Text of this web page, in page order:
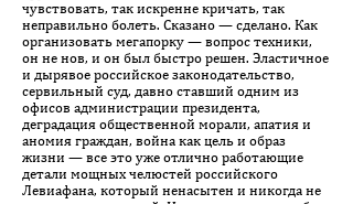
чувствовать, так искренне кричать, так
неправильно болеть. Сказано — сделано. Как
организовать мегапорку — вопрос техники,
он не нов, и он был быстро решен. Эластичное
и дырявое российское законодательство,
сервильный суд, давно ставший одним из
офисов администрации президента,
деградация общественной морали, апатия и
аномия граждан, война как цель и образ
жизни — все это уже отлично работающие
детали мощных челюстей российского
Левиафана, который ненасытен и никогда не